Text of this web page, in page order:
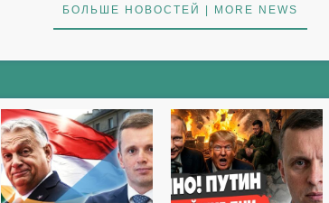
БОЛЬШЕ НОВОСТЕЙ | MORE NEWS